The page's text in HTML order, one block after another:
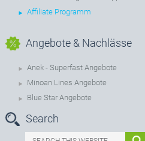
Affiliate Programm
Angebote & Nachlässe
Anek - Superfast Angebote
Minoan Lines Angebote
Blue Star Angebote
Search